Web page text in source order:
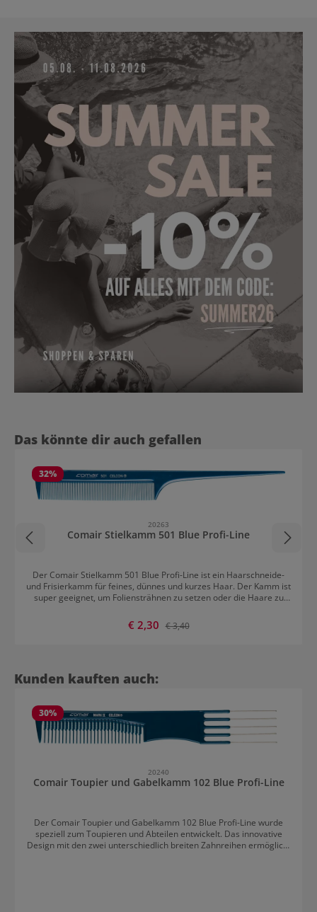
Produktgalerie überspringen
Das könnte dir auch gefallen
32%
20263
Comair Stielkamm 501 Blue Profi-Line
Der Comair Stielkamm 501 Blue Profi-Line ist ein Haarschneide-
und Frisierkamm für feines, dünnes und kurzes Haar. Der Kamm ist
super geeignet, um Foliensträhnen zu setzen oder die Haare zu
Celcon, das bei Hitze bis zu 150°C besteht.
Verkaufspreis:
€ 2,30 Regulärer Preis:
€ 3,40
Produktgalerie überspringen
Kunden kauften auch:
30%
20240
Comair Toupier und Gabelkamm 102 Blue Profi-Line
Der Comair Toupier und Gabelkamm 102 Blue Profi-Line wurde
speziell zum Toupieren und Abteilen entwickelt. Das innovative
Design mit den zwei unterschiedlich breiten Zahnreihen ermöglicht